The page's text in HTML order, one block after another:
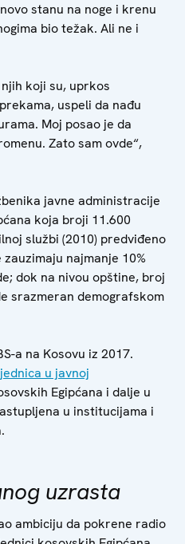
stanu na noge i krenu
bio težak. Ali ne i
koji su, uprkos
uspeli da nađu
Moj posao je da
Zato sam ovde“,
javne administracije
koja broji 11.600
službi (2010) predviđeno
najmanje 10%
dok na nivou opštine, broj
srazmeran demografskom
a na Kosovu iz 2017.
u javnoj
Egipćana i dalje u
u institucijama i
uzrasta
ambiciju da pokrene radio